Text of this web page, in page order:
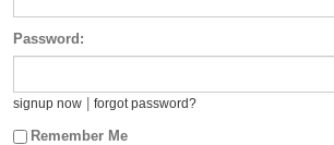
Password:
signup now forgot password?
Remember Me